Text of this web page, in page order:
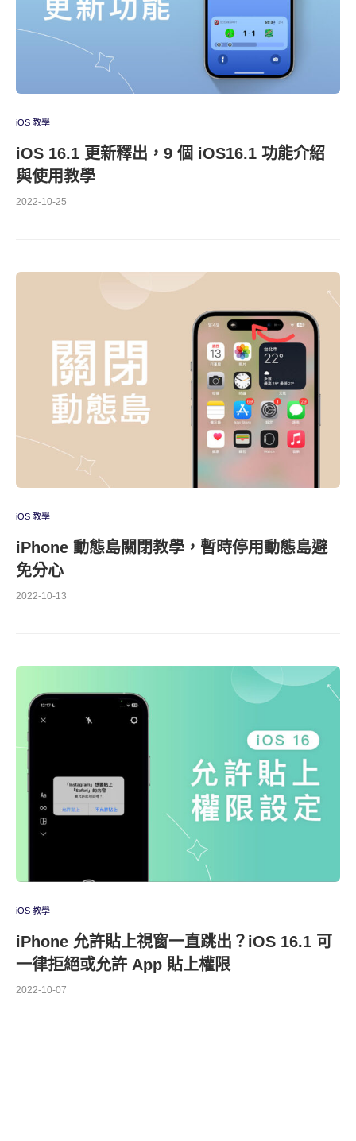
iOS 教學
iOS 16.1 更新釋出，9 個 iOS16.1 功能介紹
與使用教學
2022-10-25
iOS 教學
iPhone 動態島關閉教學，暫時停用動態島避
免分心
2022-10-13
iOS 教學
iPhone 允許貼上視窗一直跳出？iOS 16.1 可
一律拒絕或允許 App 貼上權限
2022-10-07